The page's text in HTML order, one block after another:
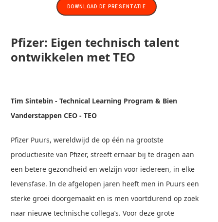
DOWNLOAD DE PRESENTATIE
Pfizer: Eigen technisch talent
ontwikkelen met TEO
Tim Sintebin - Technical Learning Program & Bien
Vanderstappen CEO - TEO
Pfizer Puurs, wereldwijd de op één na grootste
productiesite van Pfizer, streeft ernaar bij te dragen aan
een betere gezondheid en welzijn voor iedereen, in elke
levensfase. In de afgelopen jaren heeft men in Puurs een
sterke groei doorgemaakt en is men voortdurend op zoek
naar nieuwe technische collega’s. Voor deze grote